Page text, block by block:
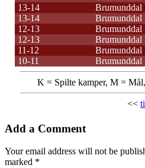
13-14
13-14
12-13
12-13
11-12
10-11
K = Spilte kamper, M =
<<
Add a Comment
Your email address will not be
marked *